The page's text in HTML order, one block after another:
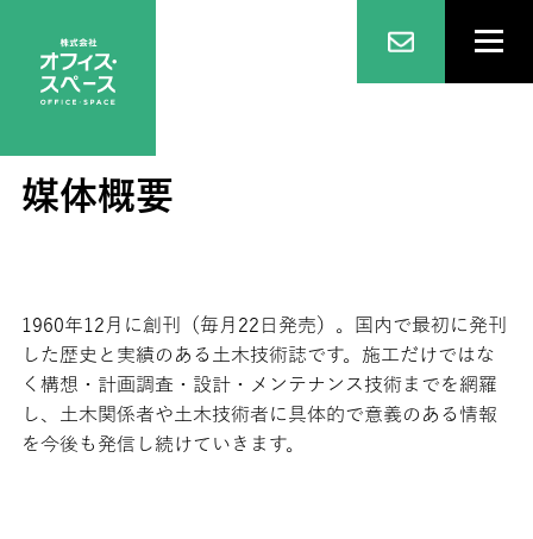
媒体概要
1960年12月に創刊（毎月22日発売）。国内で最初に発刊
した歴史と実績のある土木技術誌です。施工だけではな
く構想・計画調査・設計・メンテナンス技術までを網羅
し、土木関係者や土木技術者に具体的で意義のある情報
を今後も発信し続けていきます。